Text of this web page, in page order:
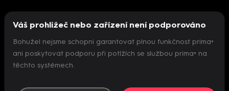
Nepodařilo se inicializovat přehrávač
Váš prohlížeč nebo zařízení není podporováno
Bohužel nejsme schopni garantovat plnou funkčnost prima+
ani poskytovat podporu při potížích se službou prima+ na
těchto systémech.